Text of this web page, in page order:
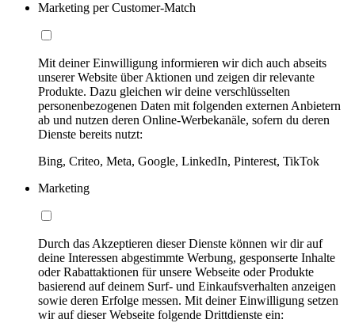
Marketing per Customer-Match
Mit deiner Einwilligung informieren wir dich auch abseits
unserer Website über Aktionen und zeigen dir relevante
Produkte. Dazu gleichen wir deine verschlüsselten
personenbezogenen Daten mit folgenden externen Anbietern
ab und nutzen deren Online-Werbekanäle, sofern du deren
Dienste bereits nutzt:
Bing, Criteo, Meta, Google, LinkedIn, Pinterest, TikTok
Marketing
Durch das Akzeptieren dieser Dienste können wir dir auf
deine Interessen abgestimmte Werbung, gesponserte Inhalte
oder Rabattaktionen für unsere Webseite oder Produkte
basierend auf deinem Surf- und Einkaufsverhalten anzeigen
sowie deren Erfolge messen. Mit deiner Einwilligung setzen
wir auf dieser Webseite folgende Drittdienste ein: